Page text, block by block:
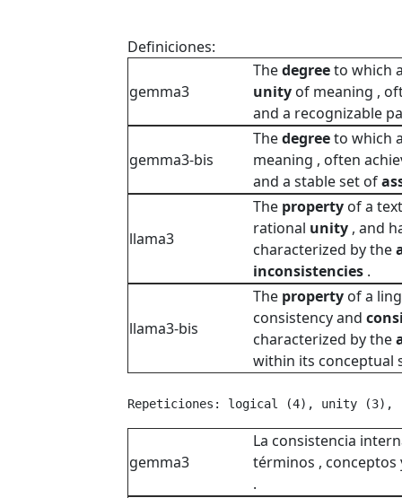
Definiciones:
gemma3
Thedegreeto which
unity of meaning ,
and a recognizable
gemma3-bis
Thedegreeto which
meaning , often
and a stable set of
llama3
The property of a
rational unity , and
characterized by the
inconsistencies .
llama3-bis
The property of a
consistency and
characterized by the
within its conceptual
Repeticiones: logical (4), unity (3),
gemma3
La consistencia
términos ,
.